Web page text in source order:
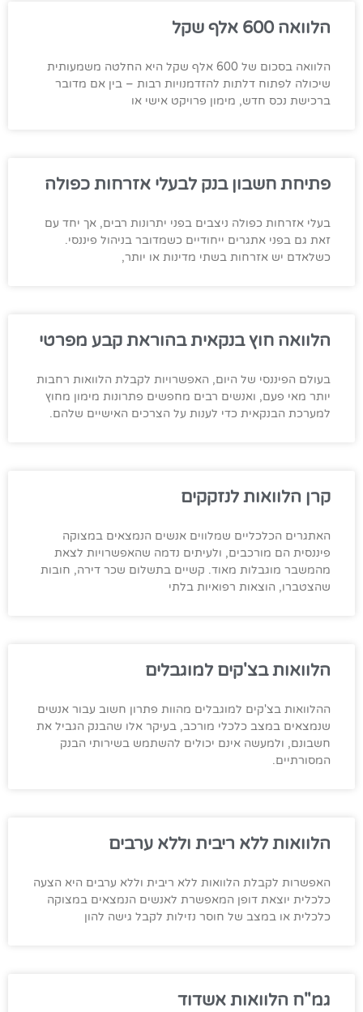
הלוואה 600 אלף שקל
הלוואה בסכום של 600 אלף שקל היא החלטה משמעותית
שיכולה לפתוח דלתות להזדמנויות רבות – בין אם מדובר
ברכישת נכס חדש, מימון פרויקט אישי או
פתיחת חשבון בנק לבעלי אזרחות כפולה
בעלי אזרחות כפולה ניצבים בפני יתרונות רבים, אך יחד עם
זאת גם בפני אתגרים ייחודיים כשמדובר בניהול פיננסי.
כשלאדם יש אזרחות בשתי מדינות או יותר,
הלוואה חוץ בנקאית בהוראת קבע מפרטי
בעולם הפיננסי של היום, האפשרויות לקבלת הלוואות רחבות
יותר מאי פעם, ואנשים רבים מחפשים פתרונות מימון מחוץ
למערכת הבנקאית כדי לענות על הצרכים האישיים שלהם.
קרן הלוואות לנזקקים
האתגרים הכלכליים שמלווים אנשים הנמצאים במצוקה
פיננסית הם מורכבים, ולעיתים נדמה שהאפשרויות לצאת
מהמשבר מוגבלות מאוד. קשיים בתשלום שכר דירה, חובות
שהצטברו, הוצאות רפואיות בלתי
הלוואות בצ'קים למוגבלים
ההלוואות בצ'קים למוגבלים מהוות פתרון חשוב עבור אנשים
שנמצאים במצב כלכלי מורכב, בעיקר אלו שהבנק הגביל את
חשבונם, ולמעשה אינם יכולים להשתמש בשירותי הבנק
המסורתיים.
הלוואות ללא ריבית וללא ערבים
האפשרות לקבלת הלוואות ללא ריבית וללא ערבים היא הצעה
כלכלית יוצאת דופן המאפשרת לאנשים הנמצאים במצוקה
כלכלית או במצב של חוסר נזילות לקבל גישה להון
גמ"ח הלוואות אשדוד